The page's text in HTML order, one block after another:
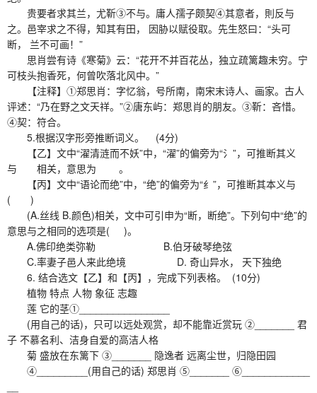
贵要者求其兰，尤靳③不与。庸人孺子颇契④其意者，則反与
之。邑宰求之不得，知其有田， 因胁以赋役取。先生怒曰：“头可
断， 兰不可画！”
思肖尝有诗《寒菊》云：“花开不并百花丛，独立疏篱趣未穷。宁
可枝头抱香死，何曾吹落北风中。”
【注释】①郑思肖：字忆翁，号所南，南宋末诗人、画家。古人
评述：“乃在野之文天祥。”②唐东屿：郑思肖的朋友。③靳：吝惜。
④契：符合。
5.根据汉字形旁推断词义。 (4分)
【乙】文中“濯清涟而不妖”中，“濯”的偏旁为“氵”，可推断其义
与 相关，意思为 。
【丙】文中“语论而绝”中，“绝”的偏旁为“纟”，可推断其本义与
( )
(A.丝线 B.颜色)相关，文中可引申为“断，断绝”。下列句中“绝”的
意思与之相同的选项是( )。
A.佛印绝类弥勒 B.伯牙破琴绝弦
C.率妻子邑人来此绝境 D. 奇山异水， 天下独绝
6. 结合选文【乙】和【丙】，完成下列表格。 (10分)
植物 特点 人物 象征 志趣
莲 它的茎①________________
(用自己的话)，只可以远处观赏，却不能靠近赏玩 ②_______ 君
子 不慕名利、洁身自爱的高洁人格
菊 盛放在东篱下 ③_______ 隐逸者 远离尘世，归隐田园
④_________(用自己的话) 郑思肖 ⑤_______ ⑥____________